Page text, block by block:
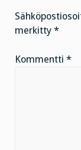
merkitty *
Kommentti *